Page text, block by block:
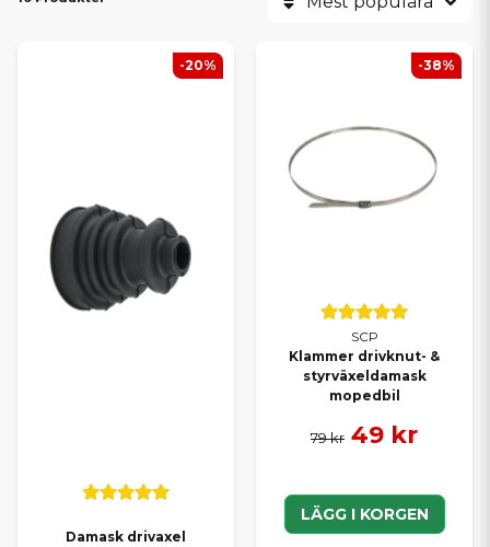
Damask drivaxel
-20%
SCP
Klammer drivknut- &
styrväxeldamask
mopedbil
79 kr 49 kr
LÄGG I KORGEN
-38%